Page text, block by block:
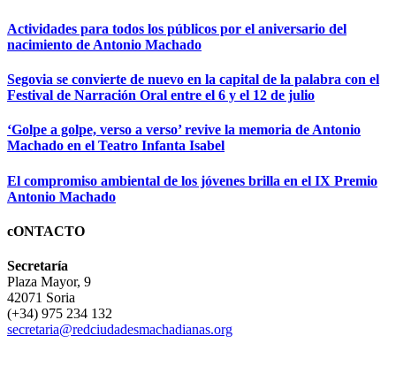
Actividades para todos los públicos por el aniversario del
nacimiento de Antonio Machado
Segovia se convierte de nuevo en la capital de la palabra con el
Festival de Narración Oral entre el 6 y el 12 de julio
‘Golpe a golpe, verso a verso’ revive la memoria de Antonio
Machado en el Teatro Infanta Isabel
El compromiso ambiental de los jóvenes brilla en el IX Premio
Antonio Machado
cONTACTO
Secretaría
Plaza Mayor, 9
42071 Soria
(+34) 975 234 132
secretaria@redciudadesmachadianas.org